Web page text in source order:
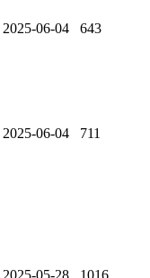
2025-06-04 643
2025-06-04 711
2025-05-28 1016